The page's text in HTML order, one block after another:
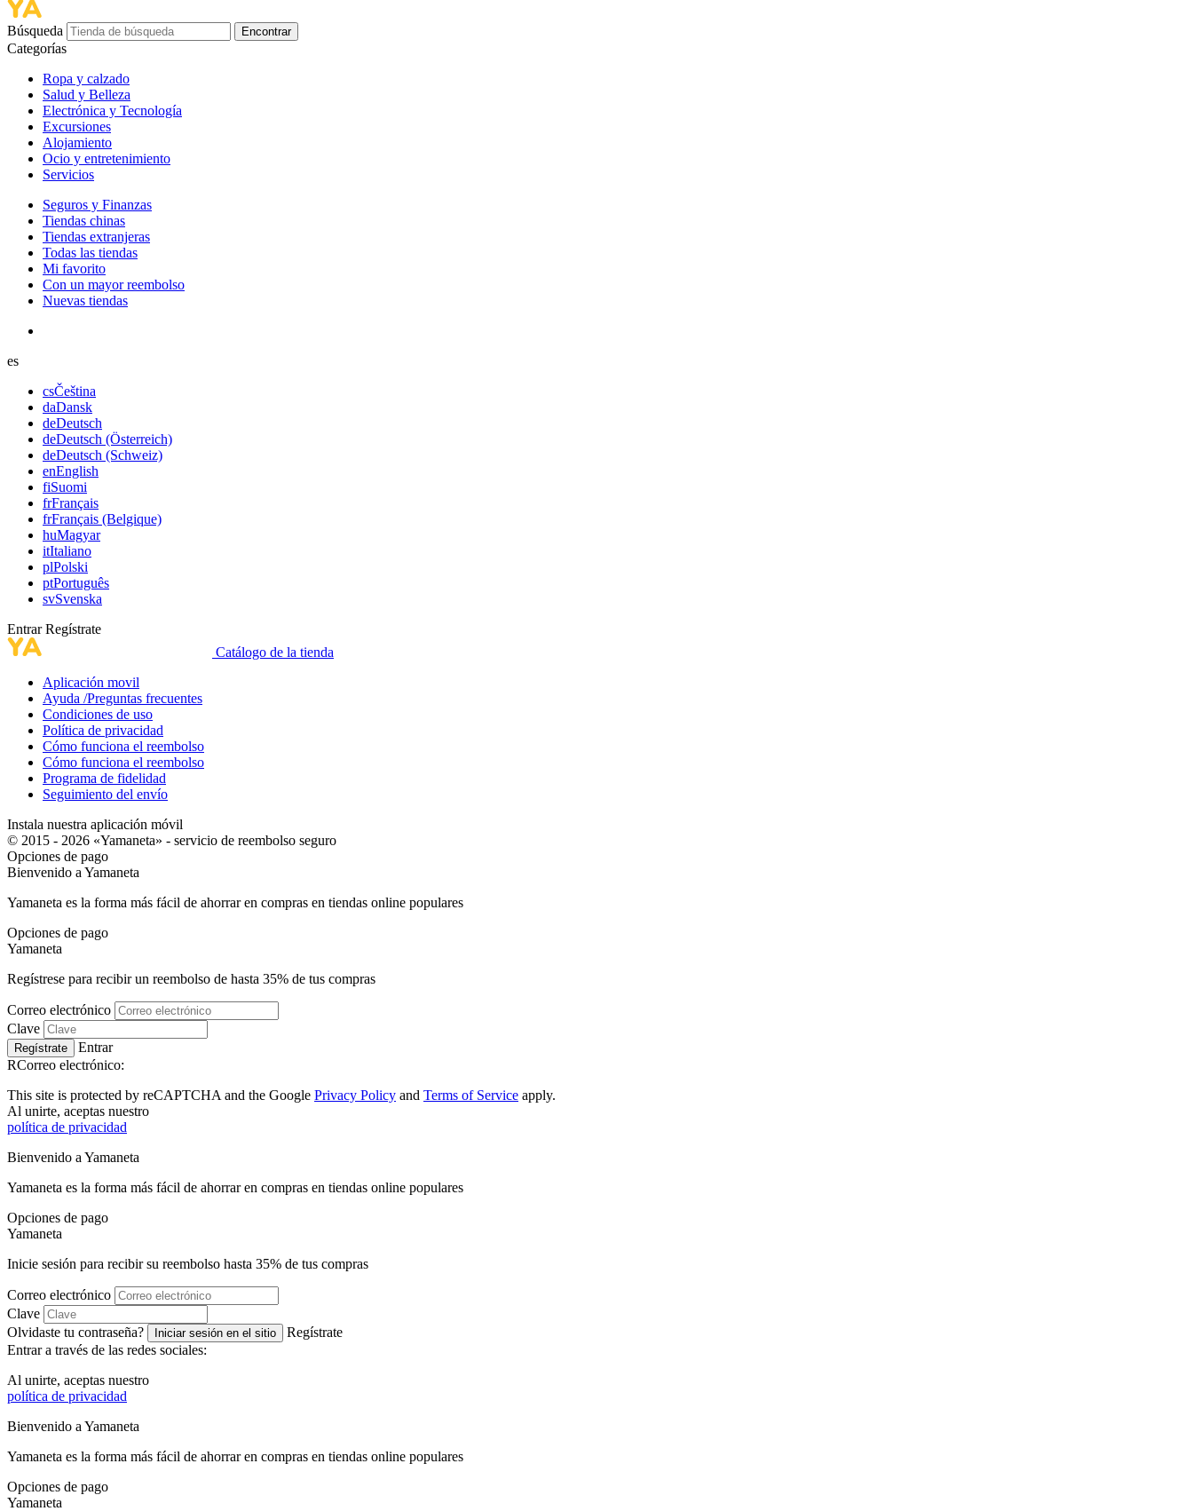
Búsqueda Encontrar
Categorías
Ropa y calzado
Salud y Belleza
Electrónica y Tecnología
Excursiones
Alojamiento
Ocio y entretenimiento
Servicios
Seguros y Finanzas
Tiendas chinas
Tiendas extranjeras
Todas las tiendas
Mi favorito
Con un mayor reembolso
Nuevas tiendas
es
csČeština
daDansk
deDeutsch
deDeutsch (Österreich)
deDeutsch (Schweiz)
enEnglish
fiSuomi
frFrançais
frFrançais (Belgique)
huMagyar
itItaliano
plPolski
ptPortuguês
svSvenska
Entrar Regístrate
Catálogo de la tienda
Aplicación movil
Ayuda /Preguntas frecuentes
Condiciones de uso
Política de privacidad
Cómo funciona el reembolso
Cómo funciona el reembolso
Programa de fidelidad
Seguimiento del envío
Instala nuestra aplicación móvil
© 2015 - 2026 «Yamaneta» - servicio de reembolso seguro
Opciones de pago
Bienvenido a Yamaneta
Yamaneta es la forma más fácil de ahorrar en compras en tiendas online populares
Opciones de pago
Yamaneta
Regístrese para recibir un reembolso de hasta 35% de tus compras
Correo electrónico
Clave
Regístrate
Entrar
RCorreo electrónico:
This site is protected by reCAPTCHA and the Google Privacy Policy and Terms of Service apply.
Al unirte, aceptas nuestro
política de privacidad
Bienvenido a Yamaneta
Yamaneta es la forma más fácil de ahorrar en compras en tiendas online populares
Opciones de pago
Yamaneta
Inicie sesión para recibir su reembolso hasta 35% de tus compras
Correo electrónico
Clave
Olvidaste tu contraseña?
Iniciar sesión en el sitio
Regístrate
Entrar a través de las redes sociales:
Al unirte, aceptas nuestro
política de privacidad
Bienvenido a Yamaneta
Yamaneta es la forma más fácil de ahorrar en compras en tiendas online populares
Opciones de pago
Yamaneta